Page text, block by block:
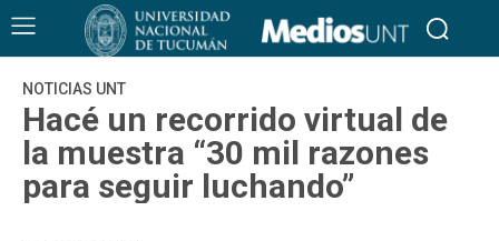
NOTICIAS UNT
Hacé un recorrido virtual de
la muestra “30 mil razones
para seguir luchando”